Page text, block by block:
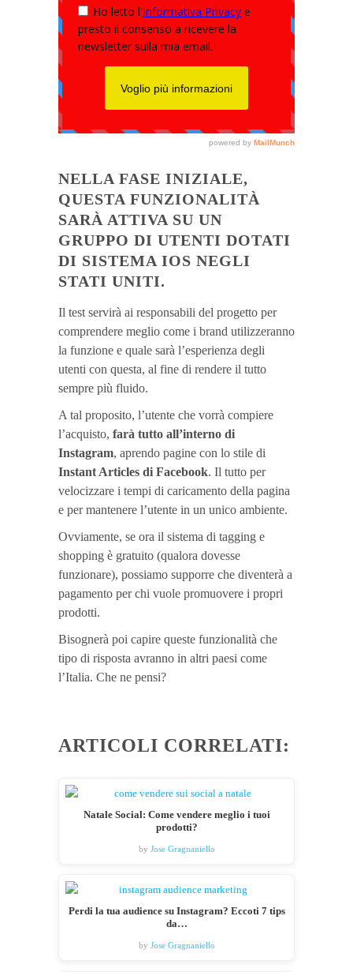
NELLA FASE INIZIALE,
QUESTA FUNZIONALITÀ
SARÀ ATTIVA SU UN
GRUPPO DI UTENTI DOTATI
DI SISTEMA IOS NEGLI
STATI UNITI.
Il test servirà ai responsabili del progetto per
comprendere meglio come i brand utilizzeranno
la funzione e quale sarà l’esperienza degli
utenti con questa, al fine di rendere il tutto
sempre più fluido.
A tal proposito, l’utente che vorrà compiere
l’acquisto, farà tutto all’interno di
Instagram, aprendo pagine con lo stile di
Instant Articles di Facebook. Il tutto per
velocizzare i tempi di caricamento della pagina
e per mantenere l’utente in un unico ambiente.
Ovviamente, se ora il sistema di tagging e
shopping è gratuito (qualora dovesse
funzionare), possiamo supporre che diventerà a
pagamento per chi vuole promuovere i propri
prodotti.
Bisognerà poi capire queste funzionalità che
tipo di risposta avranno in altri paesi come
l’Italia. Che ne pensi?
ARTICOLI CORRELATI:
Natale Social: Come vendere meglio i tuoi
prodotti?
by Jose Gragnaniello
Perdi la tua audience su Instagram? Eccoti 7 tips
da…
by Jose Gragnaniello